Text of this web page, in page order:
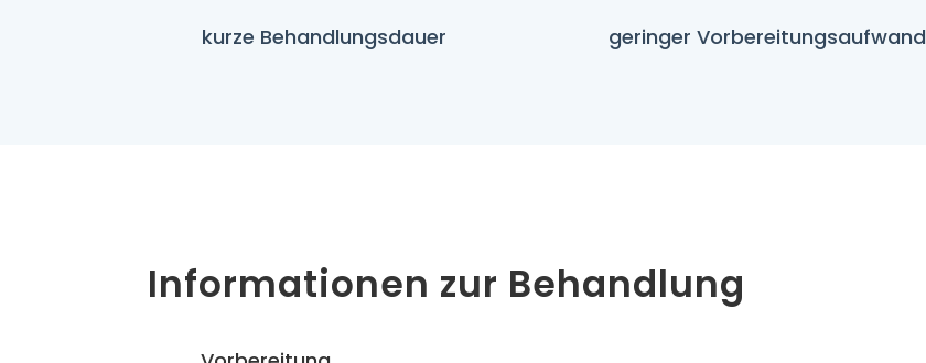
kurze Behandlungsdauer geringer Vorbereitungsaufwand
Informationen zur Behandlung